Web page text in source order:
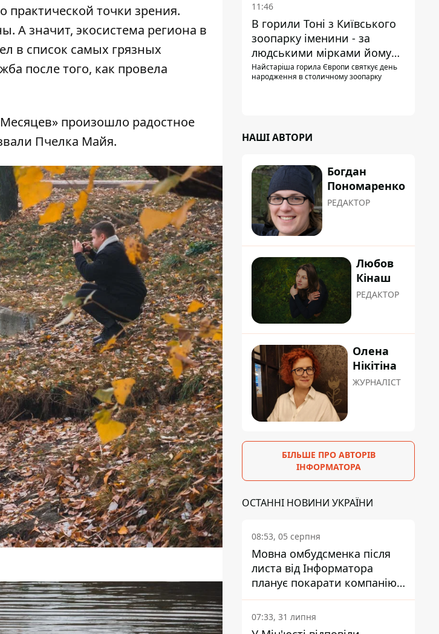
практической точки зрения.
А значит, экосистема региона в
в список самых грязных
после того, как провела
произошло радостное
Пчелка Майя.
11:46
В горили Тоні з Київського
зоопарку іменини - за
людськими мірками йому
вже понад 90 років
Найстаріша горила Європи святкує день
народження в столичному зоопарку
НАШІ АВТОРИ
Богдан
Пономаренко
РЕДАКТОР
Любов
Кінаш
РЕДАКТОР
Олена
Нікітіна
ЖУРНАЛІСТ
БІЛЬШЕ ПРО АВТОРІВ
ІНФОРМАТОРА
ОСТАННІ НОВИНИ УКРАЇНИ
08:53, 05 серпня
Мовна омбудсменка після
листа від Інформатора
планує покарати компанію-
підрядника ПриватБанку
07:33, 31 липня